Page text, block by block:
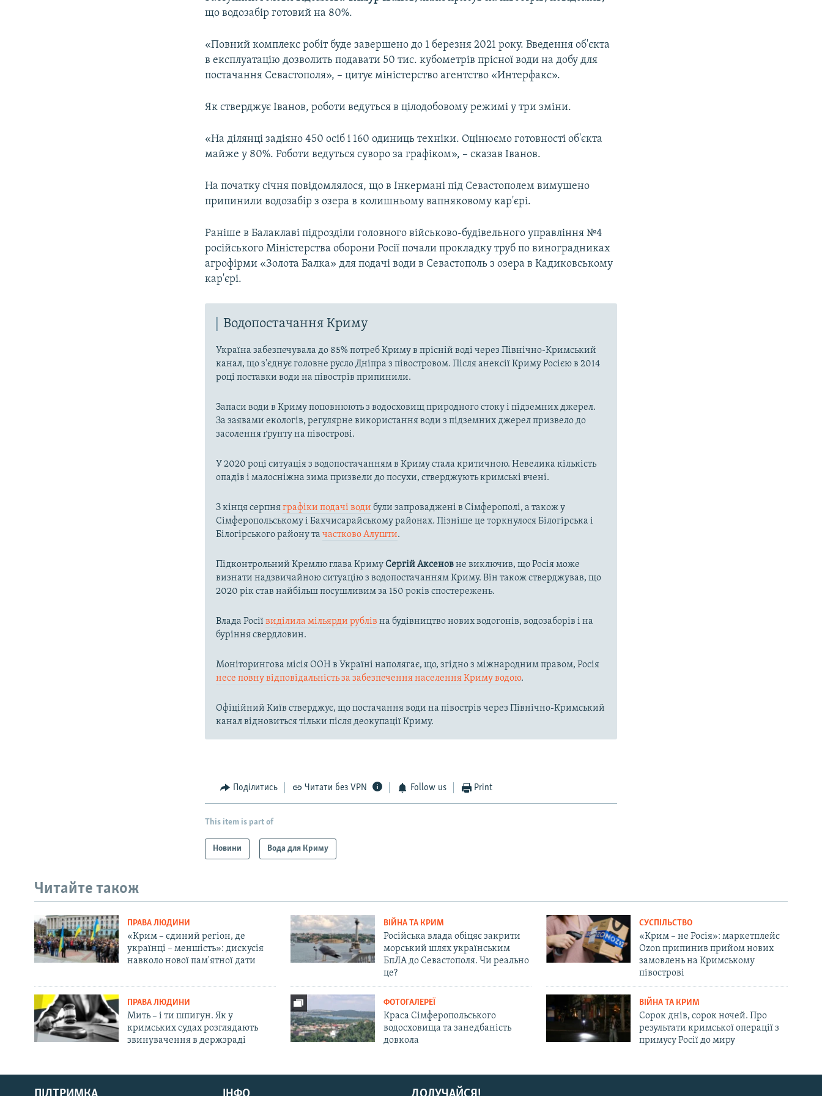
Русский
що водозабір готовий на 80%.
«Повний комплекс робіт буде завершено до 1 березня 2021 року. Введення об'єкта
в експлуатацію дозволить подавати 50 тис. кубометрів прісної води на добу для
постачання Севастополя», – цитує міністерство агентство «Интерфакс».
Як стверджує Іванов, роботи ведуться в цілодобовому режимі у три зміни.
«На ділянці задіяно 450 осіб і 160 одиниць техніки. Оцінюємо готовності об'єкта
майже у 80%. Роботи ведуться суворо за графіком», – сказав Іванов.
На початку січня повідомлялося, що в Інкермані під Севастополем вимушено
припинили водозабір з озера в колишньому вапняковому кар'єрі.
Раніше в Балаклаві підрозділи головного військово-будівельного управління №4
російського Міністерства оборони Росії почали прокладку труб по виноградниках
агрофірми «Золота Балка» для подачі води в Севастополь з озера в Кадиковському
кар'єрі.
Водопостачання Криму
Україна забезпечувала до 85% потреб Криму в прісній воді через Північно-Кримський
канал, що з'єднує головне русло Дніпра з півостровом. Після анексії Криму Росією в 2014
році поставки води на півострів припинили.
Запаси води в Криму поповнюють з водосховищ природного стоку і підземних джерел.
За заявами екологів, регулярне використання води з підземних джерел призвело до
засолення ґрунту на півострові.
У 2020 році ситуація з водопостачанням в Криму стала критичною. Невелика кількість
опадів і малосніжна зима призвели до посухи, стверджують кримські вчені.
З кінця серпняграфіки подачі води були запроваджені в Сімферополі, а також у
Сімферопольському і Бахчисарайському районах. Пізніше це торкнулося Білогірська і
Білогірського району тачастково Алушти.
Підконтрольний Кремлю глава КримуСергій Аксеновне виключив, що Росія може
визнати надзвичайною ситуацію з водопостачанням Криму. Він також стверджував, що
2020 рік став найбільш посушливим за 150 років спостережень.
Влада Росіївиділила мільярди рублів на будівництво нових водогонів, водозаборів і на
буріння свердловин.
Моніторингова місія ООН в Україні наполягає, що, згідно з міжнародним правом, Росія
несе повну відповідальність за забезпечення населення Криму водою.
Офіційний Київ стверджує, що постачання води на півострів через Північно-Кримський
канал відновиться тільки після деокупації Криму.
Поділитись Читати без VPN Follow us Print
This item is part of
Новини Вода для Криму
Читайте також
ПРАВА ЛЮДИНИ
«Крим – єдиний регіон, де
українці – меншість»: дискусія
навколо нової пам'ятної дати
ВІЙНА ТА КРИМ
Російська влада обіцяє закрити
морський шлях українським
БпЛА до Севастополя. Чи реально
це?
СУСПІЛЬСТВО
«Крим – не Росія»: маркетплейс
Ozon припинив прийом нових
замовлень на Кримському
півострові
ПРАВА ЛЮДИНИ
Мить – і ти шпигун. Як у
кримських судах розглядають
звинувачення в держзраді
ФОТОГАЛЕРЕЇ
Краса Сімферопольського
водосховища та занедбаність
довкола
ВІЙНА ТА КРИМ
Сорок днів, сорок ночей. Про
результати кримської операції з
примусу Росії до миру